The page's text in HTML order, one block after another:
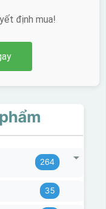
định mua!
264
35